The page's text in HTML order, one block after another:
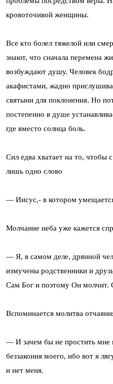
кровоточивой женщины.
Все кто болел тяжелой или
знают, что сначала перемена
возбуждают душу. Человек
акафистами, жадно
святыни для поклонения. Но
постепенно в душе
где вместо солнца боль.
Сил едва хватает на то,
лишь одно слово
— Иисус,- в котором
Молчание неба уже кажется
— Я, в самом деле, дрянной
измучены родственники и
Сам Бог и поэтому Он молчит.
Вспоминается молитва
— И зачем бы не простить мне
беззакония моего, ибо вот я
и нет меня.